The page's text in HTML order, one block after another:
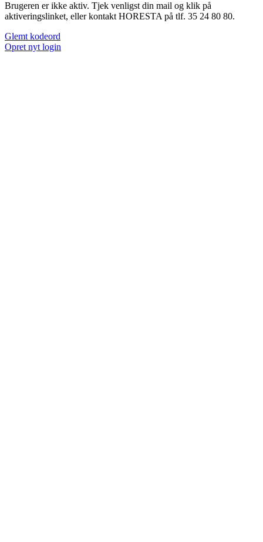
Brugeren er ikke aktiv. Tjek venligst din mail og klik på
aktiveringslinket, eller kontakt HORESTA på tlf. 35 24 80 80.
Glemt kodeord
Opret nyt login